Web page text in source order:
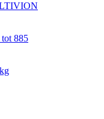
885